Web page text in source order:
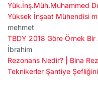
Yük.İnş.Müh.Muhammed
Yüksek İnşaat Mühendisi
mehmet
TBDY 2018 Göre Örnek
İbrahim
Rezonans Nedir? | Bina
Teknikerler Şantiye Şefliğini